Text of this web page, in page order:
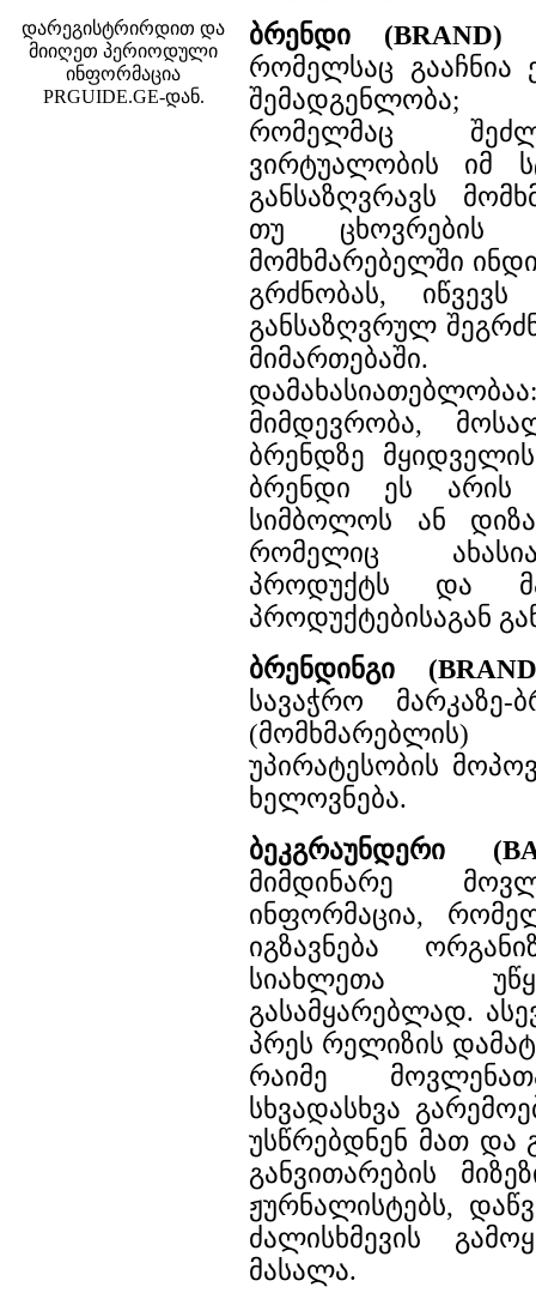
დარეგისტრირდით და
მიიღეთ პერიოდული
ინფორმაცია
PRGUIDE.GE-დან.
ბრენდი (BRAND)
რომელსაც გააჩნია
შემადგენლობა;
რომელმაც
ვირტუალობის იმ
განსაზღვრავს
თუ ცხოვრების
მომხმარებელში
გრძნობას, იწვევს
განსაზღვრულ
მიმდევრობა,
ბრენდზე
ბრენდი ეს არის
სიმბოლოს ან
რომელიც
პროდუქტს და
პროდუქტებისაგან
ბრენდინგი
სავაჭრო მარკაზე-
უპირატესობის
ხელოვნება.
ბეკგრაუნდერი
მიმდინარე
ინფორმაცია,
იგზავნება
სიახლეთა
გასამყარებლად.
პრეს რელიზის
რაიმე
სხვადასხვა
უსწრებდნენ მათ და
განვითარების
ჟურნალისტებს,
ძალისხმევის
მასალა.